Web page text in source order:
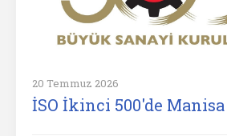
20 Temmuz 2026
İSO İkinci 500'de Manisa